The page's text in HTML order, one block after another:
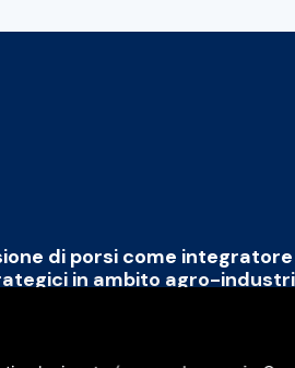
di porsi come
in ambito agro-
capace di formare il capitale
alla promozione di un
e tracciabile, replicabile